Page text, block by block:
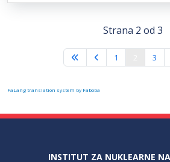
Strana 2 od 3
1 3
FaLang translation system by Faboba
INSTITUT ZA NUKLEARNE